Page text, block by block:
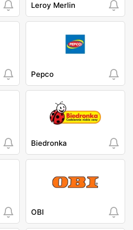
Leroy Merlin
Pepco
Biedronka
OBI